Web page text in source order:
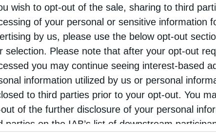
wish to opt-out of the sale, sharing to third
of your personal or sensitive information
by us, please use the below opt-out
selection. Please note that after your opt-out
you may continue seeing interest-based
information utilized by us or personal
to third parties prior to your opt-out. You
of the further disclosure of your personal
parties on the IAB’s list of downstream